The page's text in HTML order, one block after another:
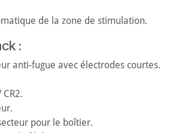
de la zone de stimulation.
:
anti-fugue avec électrodes courtes.
pour le boîtier.